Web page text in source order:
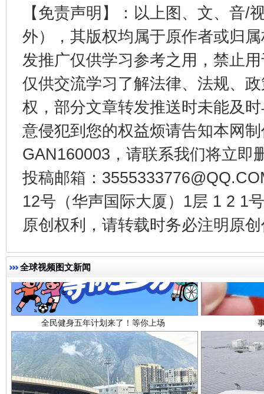
【免责声明】：以上图、文、音/
外），其版权均属于原作者或归
发推广仅供学习参考之用，禁止
仅供交流学习了解法律、法规、
权，部分文章转发推送时未能及
意侵犯到您的权益烦请告知本网
GAN160003，请联系我们将立即
投稿邮箱：
12号（华声国际大厦）1层 1 2 1
原创权利，请转载时务必注明原
全球视频图文新闻
受贿1.44亿！段成刚被判无期 从幼